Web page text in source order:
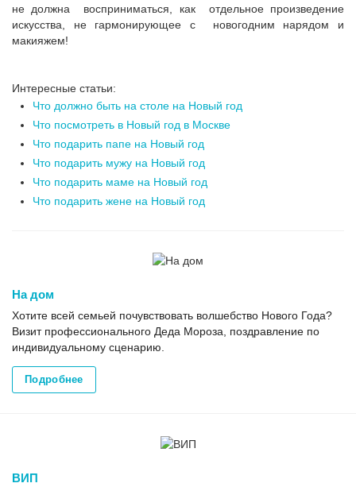
не должна восприниматься, как отдельное произведение
искусства, не гармонирующее с новогодним нарядом и
макияжем!
Интересные статьи:
Что должно быть на столе на Новый год
Что посмотреть в Новый год в Москве
Что подарить папе на Новый год
Что подарить мужу на Новый год
Что подарить маме на Новый год
Что подарить жене на Новый год
На дом
Хотите всей семьей почувствовать волшебство Нового Года?
Визит профессионального Деда Мороза, поздравление по
индивидуальному сценарию.
Подробнее
ВИП